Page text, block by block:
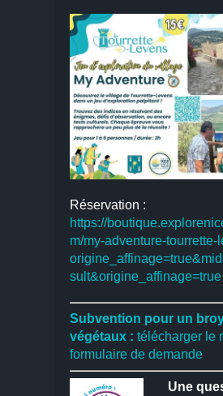
Réservation :
https://
m/my-adventure-tourrette-
sult&origine_affinage=true
Subvention pour un
végétaux : télécharger le
formulaire de demande
Une